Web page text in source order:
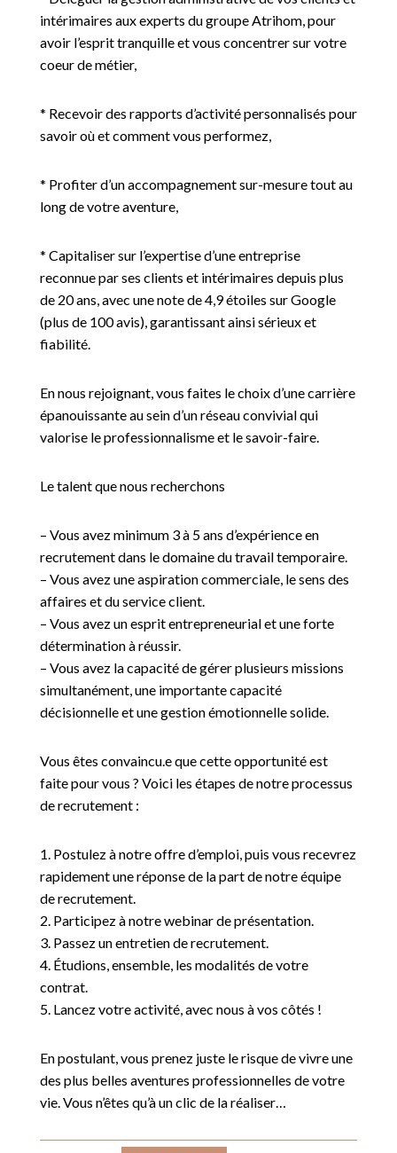
intérimaires aux experts du groupe Atrihom, pour
avoir l’esprit tranquille et vous concentrer sur votre
coeur de métier,
* Recevoir des rapports d’activité personnalisés pour
savoir où et comment vous performez,
* Profiter d’un accompagnement sur-mesure tout au
long de votre aventure,
* Capitaliser sur l’expertise d’une entreprise
reconnue par ses clients et intérimaires depuis plus
de 20 ans, avec une note de 4,9 étoiles sur Google
(plus de 100 avis), garantissant ainsi sérieux et
fiabilité.
En nous rejoignant, vous faites le choix d’une carrière
épanouissante au sein d’un réseau convivial qui
valorise le professionnalisme et le savoir-faire.
Le talent que nous recherchons
– Vous avez minimum 3 à 5 ans d’expérience en
recrutement dans le domaine du travail temporaire.
– Vous avez une aspiration commerciale, le sens des
affaires et du service client.
– Vous avez un esprit entrepreneurial et une forte
détermination à réussir.
– Vous avez la capacité de gérer plusieurs missions
simultanément, une importante capacité
décisionnelle et une gestion émotionnelle solide.
Vous êtes convaincu.e que cette opportunité est
faite pour vous ? Voici les étapes de notre processus
de recrutement :
1. Postulez à notre offre d’emploi, puis vous recevrez
rapidement une réponse de la part de notre équipe
de recrutement.
2. Participez à notre webinar de présentation.
3. Passez un entretien de recrutement.
4. Étudions, ensemble, les modalités de votre
contrat.
5. Lancez votre activité, avec nous à vos côtés !
En postulant, vous prenez juste le risque de vivre une
des plus belles aventures professionnelles de votre
vie. Vous n’êtes qu’à un clic de la réaliser…